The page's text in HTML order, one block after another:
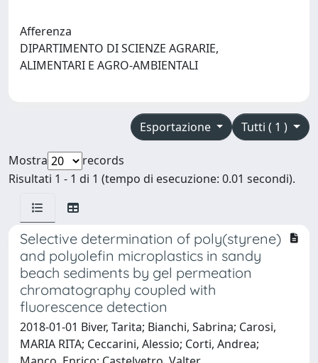
Afferenza
DIPARTIMENTO DI SCIENZE AGRARIE,
ALIMENTARI E AGRO-AMBIENTALI
Tutti ( 1 )
Esportazione
Mostra
records
Risultati 1 - 1 di 1 (tempo di esecuzione: 0.01 secondi).
Selective determination of poly(styrene)
and polyolefin microplastics in sandy
beach sediments by gel permeation
chromatography coupled with
fluorescence detection
2018-01-01 Biver, Tarita; Bianchi, Sabrina; Carosi,
MARIA RITA; Ceccarini, Alessio; Corti, Andrea;